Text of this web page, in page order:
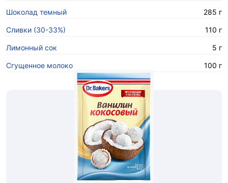
Шоколад темный 285 г
Сливки (30-33%) 110 г
Лимонный сок 5 г
Сгущенное молоко 100 г